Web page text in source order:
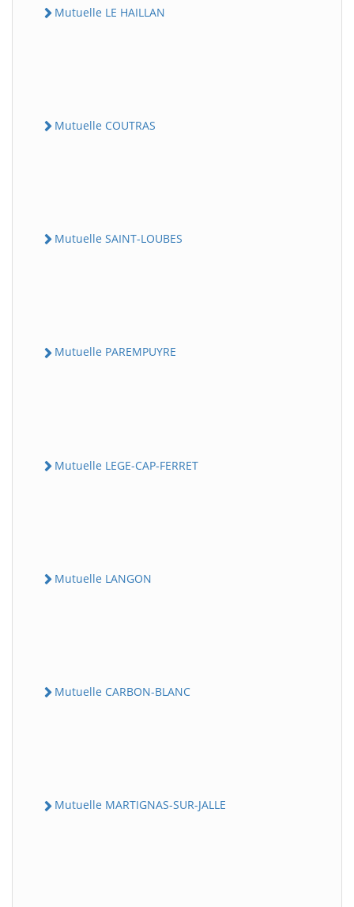
Mutuelle LE HAILLAN
Mutuelle COUTRAS
Mutuelle SAINT-LOUBES
Mutuelle PAREMPUYRE
Mutuelle LEGE-CAP-FERRET
Mutuelle LANGON
Mutuelle CARBON-BLANC
Mutuelle MARTIGNAS-SUR-JALLE